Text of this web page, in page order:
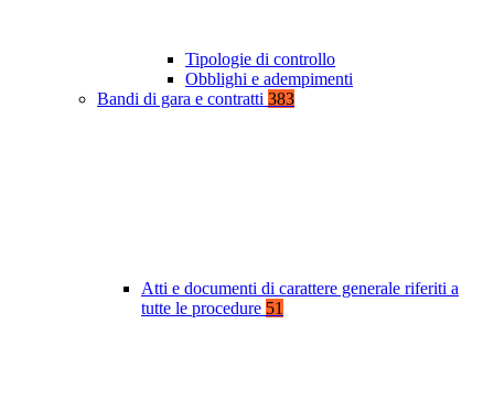
Tipologie di controllo
Obblighi e adempimenti
Bandi di gara e contratti 383
Atti e documenti di carattere generale riferiti a
tutte le procedure 51